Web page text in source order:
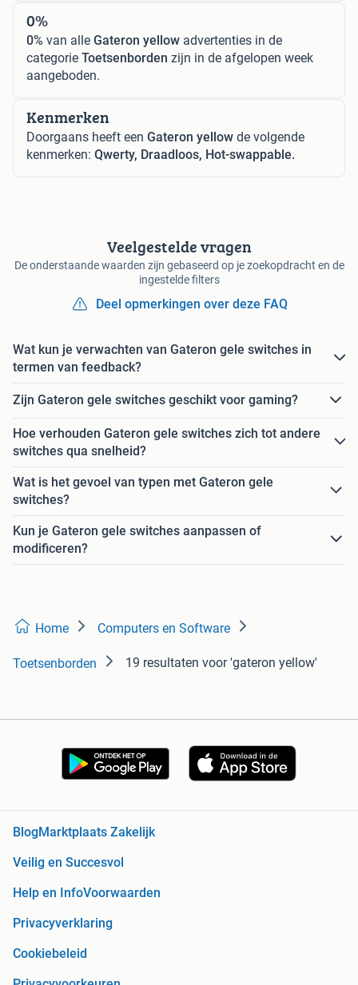
0%
0% van alle Gateron yellow advertenties in de
categorie Toetsenborden zijn in de afgelopen week
aangeboden.
Kenmerken
Doorgaans heeft een Gateron yellow de volgende
kenmerken: Qwerty, Draadloos, Hot-swappable.
Veelgestelde vragen
De onderstaande waarden zijn gebaseerd op je zoekopdracht en de
ingestelde filters
Deel opmerkingen over deze FAQ
Wat kun je verwachten van Gateron gele switches in
termen van feedback?
Zijn Gateron gele switches geschikt voor gaming?
Hoe verhouden Gateron gele switches zich tot andere
switches qua snelheid?
Wat is het gevoel van typen met Gateron gele
switches?
Kun je Gateron gele switches aanpassen of
modificeren?
Home Computers en Software
Toetsenborden 19 resultaten voor 'gateron yellow'
BlogMarktplaats Zakelijk
Veilig en Succesvol
Help en InfoVoorwaarden
Privacyverklaring
Cookiebeleid